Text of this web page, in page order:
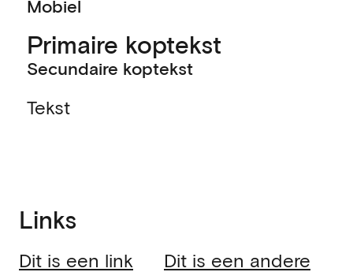
Mobiel
Primaire koptekst
Secundaire koptekst
Tekst
Links
Dit is een link
Dit is een andere